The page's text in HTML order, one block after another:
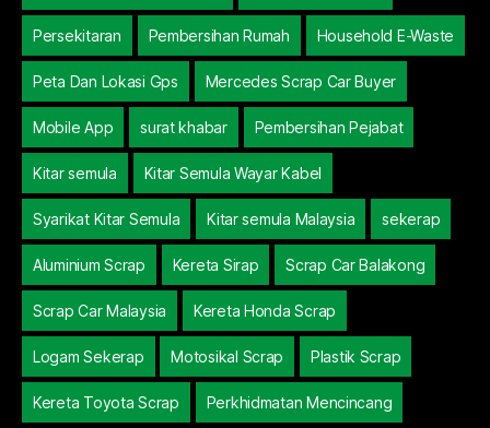
Persekitaran Pembersihan Rumah Household E-Waste
Peta Dan Lokasi Gps Mercedes Scrap Car Buyer
Mobile App surat khabar Pembersihan Pejabat
Kitar semula Kitar Semula Wayar Kabel
Syarikat Kitar Semula Kitar semula Malaysia sekerap
Aluminium Scrap Kereta Sirap Scrap Car Balakong
Scrap Car Malaysia Kereta Honda Scrap
Logam Sekerap Motosikal Scrap Plastik Scrap
Kereta Toyota Scrap Perkhidmatan Mencincang